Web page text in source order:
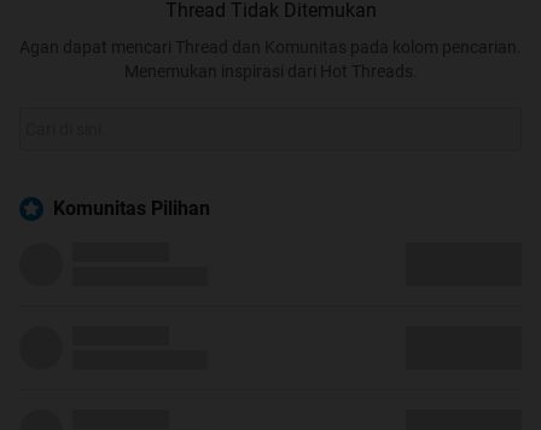
Thread Tidak Ditemukan
Agan dapat mencari Thread dan Komunitas pada kolom pencarian.
Menemukan inspirasi dari Hot Threads.
Komunitas Pilihan